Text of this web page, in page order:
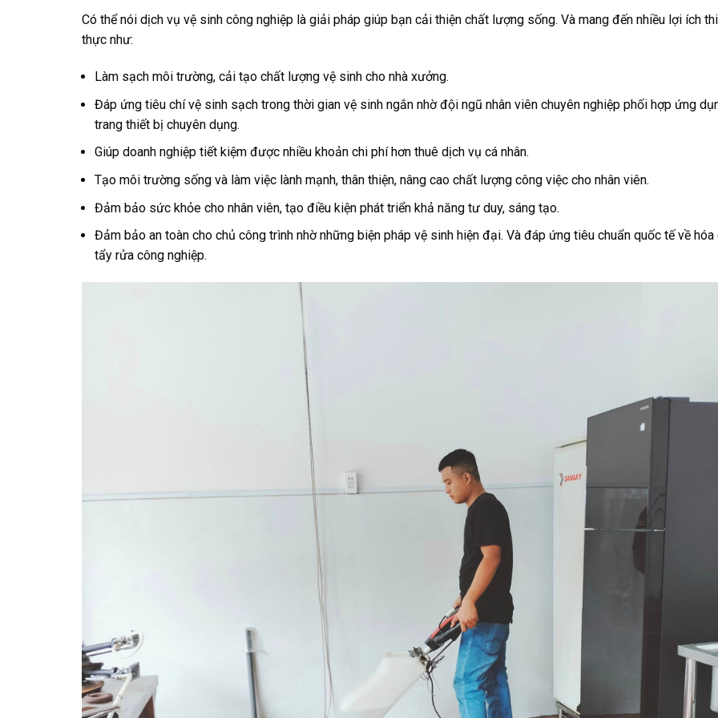
Có thể nói dịch vụ vệ sinh công nghiệp là giải pháp giúp bạn cải thiện chất lượng sống. Và mang đến nhiều lợi ích
thực như:
Làm sạch môi trường, cải tạo chất lượng vệ sinh cho nhà xưởng.
Đáp ứng tiêu chí vệ sinh sạch trong thời gian vệ sinh ngắn nhờ đội ngũ nhân viên chuyên nghiệp phối hợp ứng
trang thiết bị chuyên dụng.
Giúp doanh nghiệp tiết kiệm được nhiều khoản chi phí hơn thuê dịch vụ cá nhân.
Tạo môi trường sống và làm việc lành mạnh, thân thiện, nâng cao chất lượng công việc cho nhân viên.
Đảm bảo sức khỏe cho nhân viên, tạo điều kiện phát triển khả năng tư duy, sáng tạo.
Đảm bảo an toàn cho chủ công trình nhờ những biện pháp vệ sinh hiện đại. Và đáp ứng tiêu chuẩn quốc tế về hóa
tẩy rửa công nghiệp.